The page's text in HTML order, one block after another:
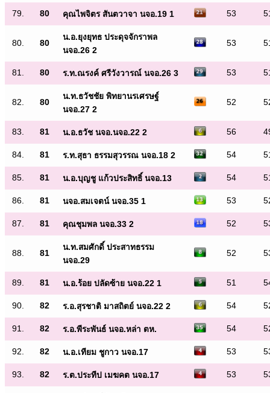
79. 80 คุณไพจิตร สันตวาจา นจอ.19 1 53
80. 80
น.อ.ยุงยุทธ ประดุจจักราพล
นจอ.26 2
53
81. 80 ร.ท.ณรงค์ ศรีวังวารณ์ นจอ.26 3 53
82. 80
น.ท.ธวัชชัย พิทยานรเศรษฐ์
นจอ.27 2
52
83. 81 น.อ.ธวัช นจอ.นจอ.22 2 56
84. 81 ร.ท.สุธา ธรรมสุวรรณ นจอ.18 2 54
85. 81 น.อ.บุญชู แก้วประสิทธิ์ นจอ.13 54
86. 81 นจอ.สมเจตน์ นจอ.35 1 53
87. 81 คุณชุมพล นจอ.33 2 52
88. 81
น.ท.สมศักดิ์ ประสาทธรรม
นจอ.29
52
89. 81 น.อ.ร้อย ปลัดซ้าย นจอ.22 1 51
90. 82 ร.อ.สุรชาติ มาสถิตย์ นจอ.22 2 54
91. 82 ร.อ.พีระพันธ์ นจอ.หล่า ตห. 54
92. 82 น.อ.เทียม ชูกาว นจอ.17 53
93. 82 ร.ต.ประทีป เมฆคต นจอ.17 53